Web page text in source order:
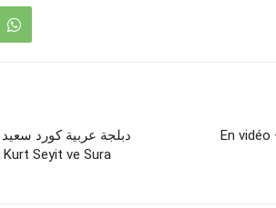
رسالة كورت سييت ل | Kurt Seyit ve Sura